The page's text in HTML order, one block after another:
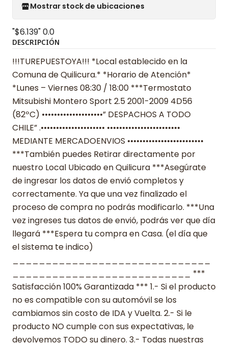
Mostrar stock de ubicaciones
"$6.139"0.0
DESCRIPCIÓN
!!!TUREPUESTOYA!!! *Local establecido en la
Comuna de Quilicura.* *Horario de Atención*
*Lunes – Viernes 08:30 / 18:00 ***Termostato
Mitsubishi Montero Sport 2.5 2001-2009 4D56
(82ºC) ••••••••••••••••••••” DESPACHOS A TODO
CHILE” .••••••••••••••••••••• ••••••••••••••••••••••••
MEDIANTE MERCADOENVIOS •••••••••••••••••••••••••
***También puedes Retirar directamente por
nuestro Local Ubicado en Quilicura ***Asegúrate
de ingresar los datos de envió completos y
correctamente. Ya que una vez finalizado el
proceso de compra no podrás modificarlo. ***Una
vez ingreses tus datos de envió, podrás ver que día
llegará ***Espera tu compra en Casa. (el día que
el sistema te indico)
___________________________ ***
Satisfacción 100% Garantizada *** 1.- Si el producto
no es compatible con su automóvil se los
cambiamos sin costo de IDA y Vuelta. 2.- Si le
producto NO cumple con sus expectativas, le
devolvemos TODO su dinero. 3.- Todas nuestras